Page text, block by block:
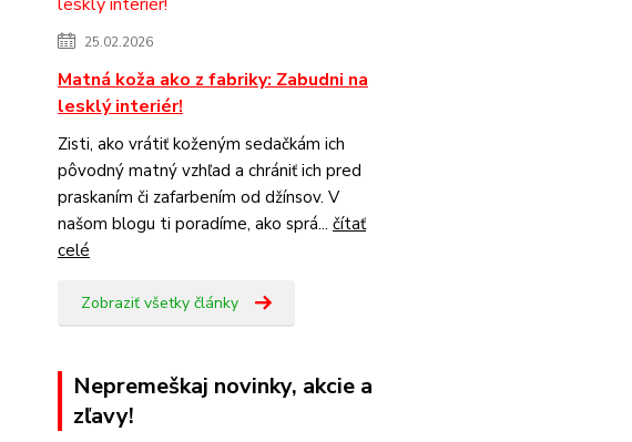
25.02.2026
Matná koža ako z fabriky: Zabudni na
lesklý interiér!
Zisti, ako vrátiť koženým sedačkám ich
pôvodný matný vzhľad a chrániť ich pred
praskaním či zafarbením od džínsov. V
našom blogu ti poradíme, ako sprá... čítať
celé
Zobraziť všetky články
Nepremeškaj novinky, akcie a
zľavy!